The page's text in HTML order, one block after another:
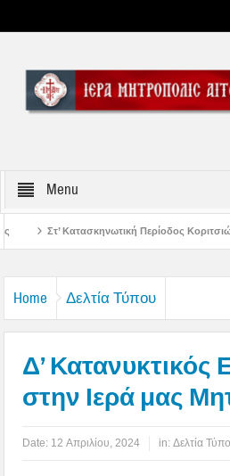
Menu
Κοριτσιών Γυμνασίου
Home Δελτία Τύπου
Δ’ Κατανυκτικός
στην Ιερά μας
Date: 12 Απριλίου, 2024 in:Δελτία